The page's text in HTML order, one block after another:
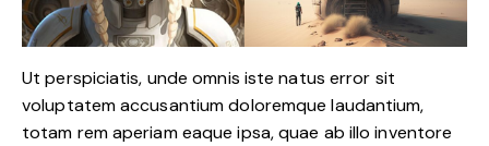
Ut perspiciatis, unde omnis iste natus error sit
voluptatem accusantium doloremque laudantium,
totam rem aperiam eaque ipsa, quae ab illo inventore